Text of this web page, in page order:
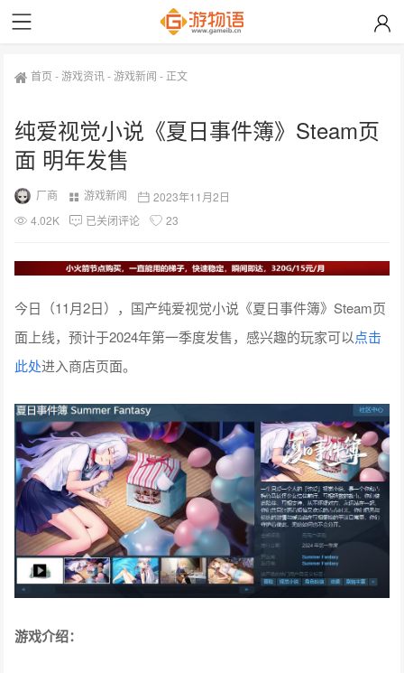
首页 -游戏资讯-游戏新闻 - 正文
纯爱视觉小说《夏日事件簿》Steam页
面 明年发售
厂商 游戏新闻
2023年11月2日
4.02K
已关闭评论 23
今日（11月2日），国产纯爱视觉小说《夏日事件簿》Steam页
面上线，预计于2024年第一季度发售，感兴趣的玩家可以点击
此处进入商店页面。
游戏介绍：